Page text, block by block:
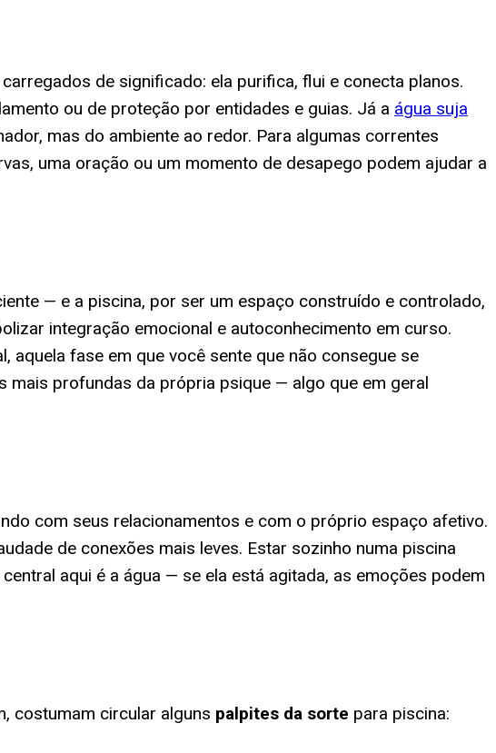
de significado: ela purifica, flui e conecta planos.
ou de proteção por entidades e guias. Já a água suja
mas do ambiente ao redor. Para algumas correntes
uma oração ou um momento de desapego podem ajudar a
— e a piscina, por ser um espaço construído e controlado,
integração emocional e autoconhecimento em curso.
fase em que você sente que não consegue se
profundas da própria psique — algo que em geral
com seus relacionamentos e com o próprio espaço afetivo.
de conexões mais leves. Estar sozinho numa piscina
aqui é a água — se ela está agitada, as emoções podem
costumam circular alguns palpites da sorte para piscina: